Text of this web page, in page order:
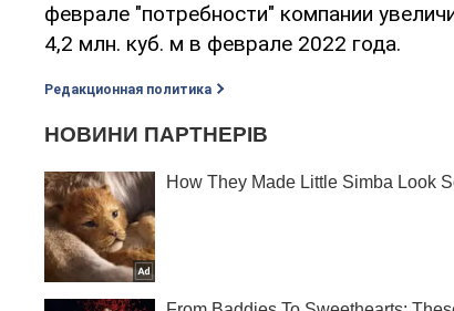
феврале "потребности" компании
4,2 млн. куб. м в феврале 2022 года.
Редакционная политика